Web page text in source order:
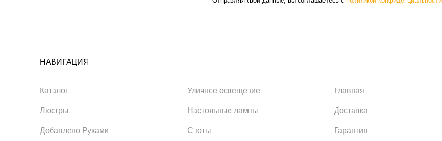
НАВИГАЦИЯ
Каталог
Люстры
Добавлено Руками
Уличное освещение
Настольные лампы
Споты
Главная
Доставка
Гарантия